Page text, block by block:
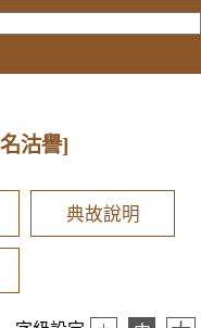
沽譽]
典故說明